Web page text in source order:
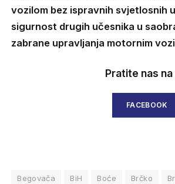
vozilom bez ispravnih svjetlosnih
sigurnost drugih učesnika u
zabrane upravljanja motornim
Pratite nas
FACEBOOK
Begovača BiH Boće Brčko